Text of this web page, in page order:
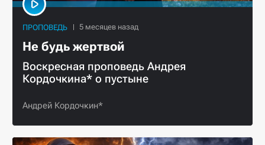
ПРОПОВЕДЬ
Не будь жертвой
Воскресная проповедь Андрея
Кордочкина* о пустыне
Андрей Кордочкин*